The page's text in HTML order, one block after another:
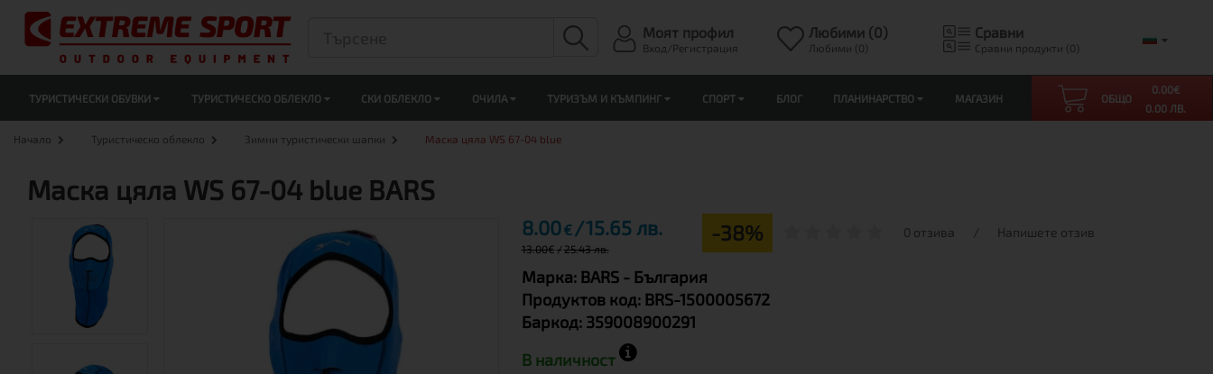
Моят профил
Вход/Регистрация
Любими (0)
Любими (0)
Сравни
Сравни продукти (0)
ТУРИСТИЧЕСКИ ОБУВКИ ТУРИСТИЧЕСКО ОБЛЕКЛО СКИ ОБЛЕКЛО ОЧИЛА ТУРИЗЪМ И КЪМПИНГ СПОРТ БЛОГ ПЛАНИНАРСТВО МАГАЗИН ОБЩО
0.00€
0.00 ЛВ.
Начало Туристическо облекло Зимни туристически шапки Маска цяла WS 67-04 blue
Маска цяла WS 67-04 blue BARS
8.00€ 15.65 лв.
13.00€ 25.43 лв.
-38% 0 отзива / Напишете отзив
Марка: BARS - България
Продуктов код: BRS-1500005672
Баркод: 359008900291
В наличност